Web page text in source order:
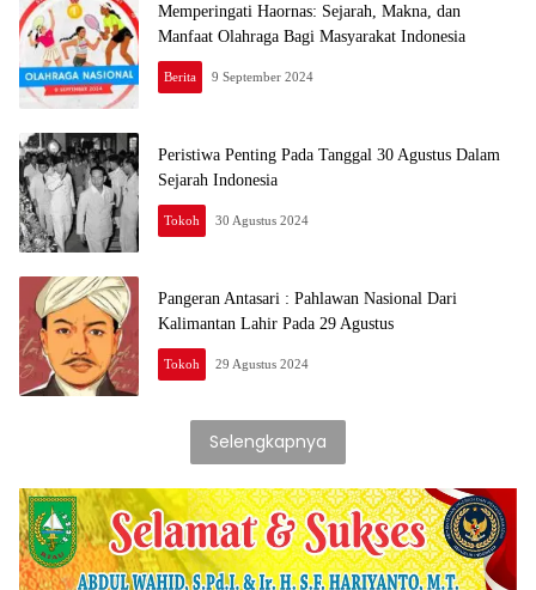
Memperingati Haornas: Sejarah, Makna, dan
Manfaat Olahraga Bagi Masyarakat Indonesia
Berita 9 September 2024
Peristiwa Penting Pada Tanggal 30 Agustus Dalam
Sejarah Indonesia
Tokoh 30 Agustus 2024
Pangeran Antasari : Pahlawan Nasional Dari
Kalimantan Lahir Pada 29 Agustus
Tokoh 29 Agustus 2024
Selengkapnya